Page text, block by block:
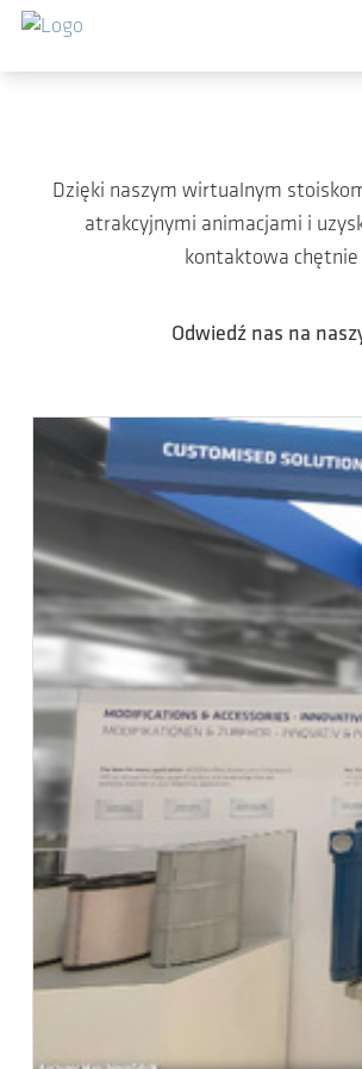
Przejdź do głównej zawartości
Dzięki naszym wirtualnym
atrakcyjnymi animacjami i
kontaktowa chętnie
Odwiedź nas na